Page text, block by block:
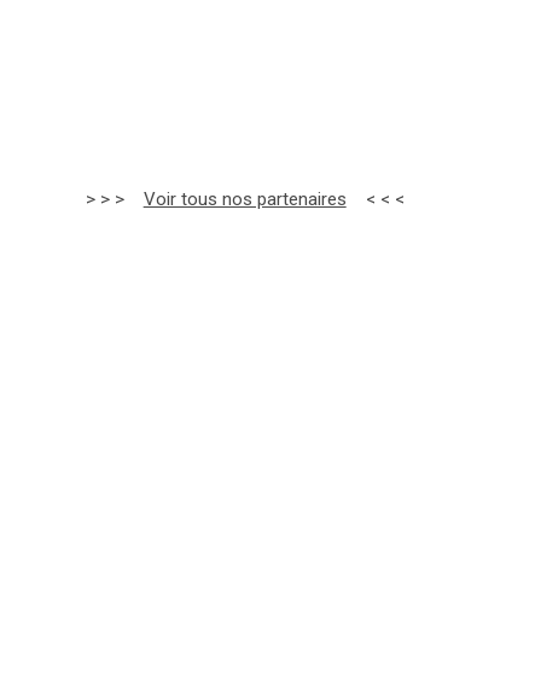
> > > Voir tous nos partenaires < < <